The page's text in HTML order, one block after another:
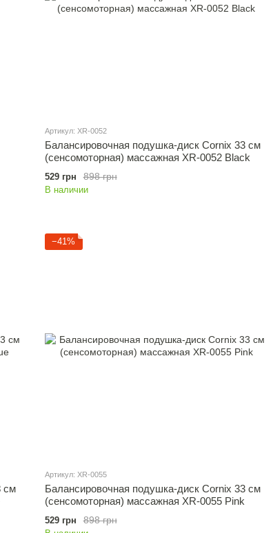
Артикул: XR-0052
Балансировочная подушка-диск Cornix 33 см
(сенсомоторная) массажная XR-0052 Black
898 грн
529 грн
В наличии
см
−41%
Артикул: XR-0055
Балансировочная подушка-диск Cornix 33 см
(сенсомоторная) массажная XR-0055 Pink
898 грн
529 грн